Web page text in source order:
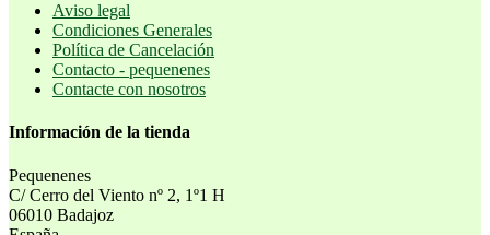
Aviso legal
Condiciones Generales
Política de Cancelación
Contacto - pequenenes
Contacte con nosotros
Información de la tienda
Pequenenes
C/ Cerro del Viento nº 2, 1º1 H
06010 Badajoz